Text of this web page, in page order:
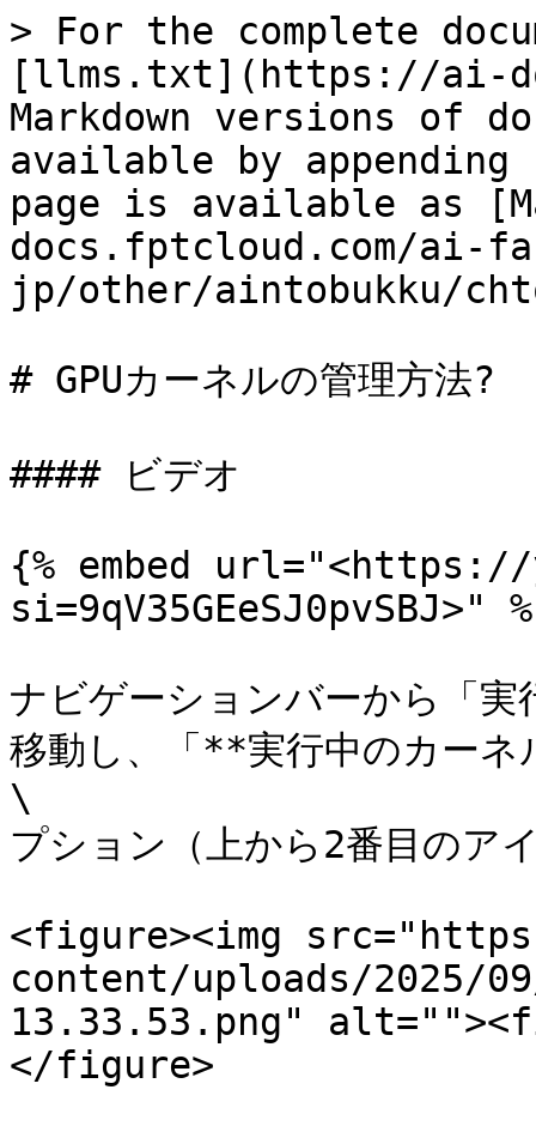
> For the complete
[llms.txt](https://ai-
Markdown versions of
available by
page is available as
docs.fptcloud.com/ai-
jp/other/aintobukku/
# GPUカーネルの管理方法?
#### ビデオ
{% embed url="<https://
si=9qV35GEeSJ0pvSBJ>"
ナビゲーションバーから「
移動し、「**実行中のカー
\
プション（上から2番目のア
<figure><img
content/uploads/2025/
13.33.53.png"
</figure>